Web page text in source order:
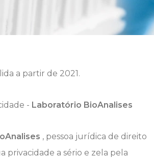
a partir de 2021.
- Laboratório BioAnalises
, pessoa jurídica de direito
privacidade a sério e zela pela